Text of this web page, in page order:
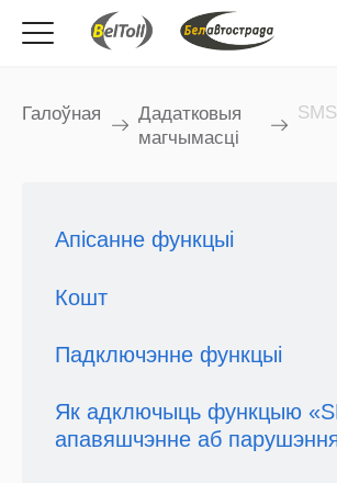
Галоўная
Дадатковыя
магчымасці
Апiсанне функцыi
Кошт
Падключэнне функцыi
Як адключыць функцыю
апавяшчэнне аб